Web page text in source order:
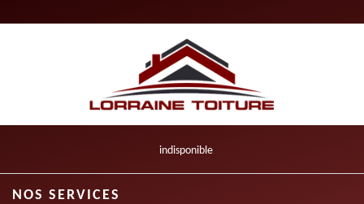
indisponible
NOS SERVICES